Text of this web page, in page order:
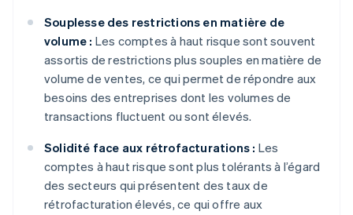
Souplesse des restrictions en matière de
volume : Les comptes à haut risque sont souvent
assortis de restrictions plus souples en matière de
volume de ventes, ce qui permet de répondre aux
besoins des entreprises dont les volumes de
transactions fluctuent ou sont élevés.
Solidité face aux rétrofacturations : Les
comptes à haut risque sont plus tolérants à l’égard
des secteurs qui présentent des taux de
rétrofacturation élevés, ce qui offre aux